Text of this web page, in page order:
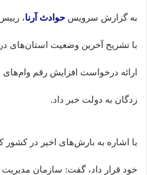
به گزارش سرویس حوادث آرنا،
با تشریح آخرین وضعیت استان‌های
ارائه درخواست افزایش رقم
زدگان به دولت خبر داد.
با اشاره به بارش‌های اخیر در کشور
خود قرار داد، گفت: سازمان مدیریت